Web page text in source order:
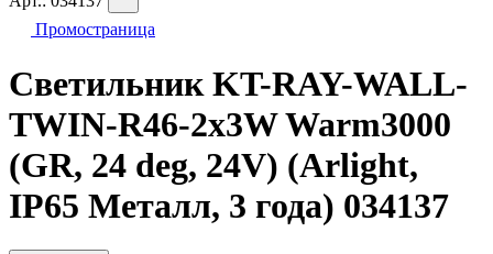
Промостраница
Светильник KT-RAY-WALL-
TWIN-R46-2x3W Warm3000
(GR, 24 deg, 24V) (Arlight,
IP65 Металл, 3 года) 034137